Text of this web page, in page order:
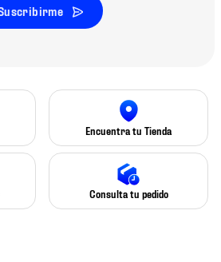
Encuentra tu Tienda
Consulta tu pedido